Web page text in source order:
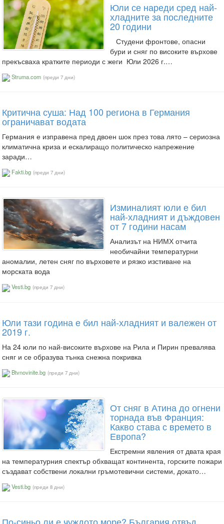
Юли се нареди сред най-
хладните за последните
20 години
Студени фронтове, опасни
бури и сняг по високите върхове
прекъсваха кратките периоди с жеги Юли 2026 г.…
Struma.com (преди 7 дни)
Критична суша: Над 100 региона в Германия
ограничават водата
Германия е изправена пред двоен шок през това лято – сериозна
климатична криза и ескалиращо политическо напрежение
заради…
Fakti.bg (преди 7 дни)
Изминалият юли е бил
най-хладният и дъждовен
от 7 години насам
Анализът на НИМХ отчита
необичайни температурни
аномалии, летен сняг по върховете и рязко изстиване на
морската вода
Vesti.bg (преди 7 дни)
Юли тази година е бил най-хладният и валежен от
2019 г.
На 24 юли по най-високите върхове на Рила и Пирин превалява
сняг и се образува тънка снежна покривка
Btvnovinite.bg (преди 7 дни)
От сняг в Атина до огнени
торнада във Франция:
Какво става с времето в
Европа?
Екстремни явления от двата края
на температурния спектър обхващат континента, горските пожари
създават собствени локални гръмотевични системи, докато…
Vesti.bg (преди 8 дни)
По-синьо ли е чуждото море? България отвъд